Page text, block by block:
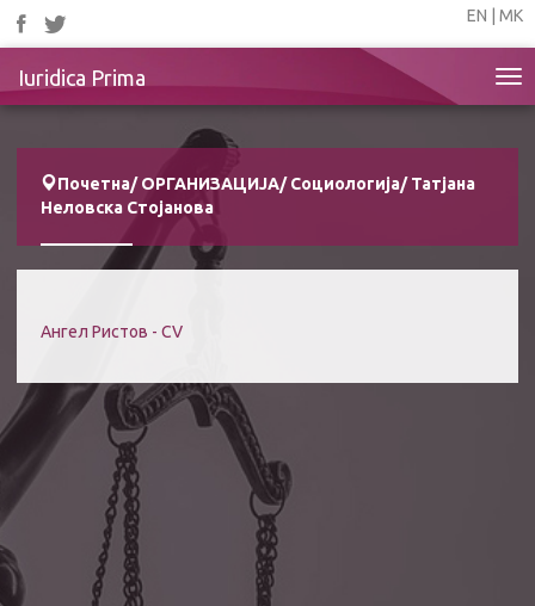
EN МК
Iuridica Prima
Почетна/ОРГАНИЗАЦИЈА/Социологија/Татјана
Неловска Стојанова
Ангел Ристов - CV